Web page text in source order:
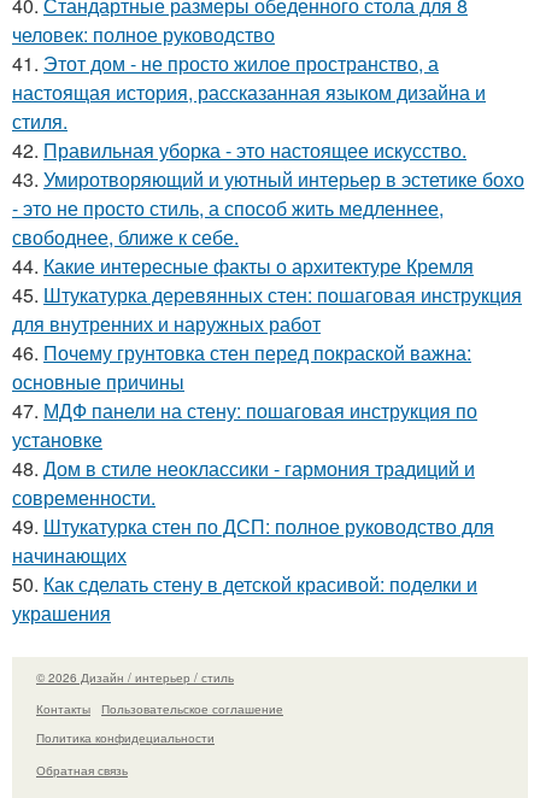
человек: полное руководство
41. Этот дом - не просто жилое пространство, а
настоящая история, рассказанная языком дизайна и
стиля.
42. Правильная уборка - это настоящее искусство.
43. Умиротворяющий и уютный интерьер в эстетике бохо
- это не просто стиль, а способ жить медленнее,
свободнее, ближе к себе.
44. Какие интересные факты о архитектуре Кремля
45. Штукатурка деревянных стен: пошаговая инструкция
для внутренних и наружных работ
46. Почему грунтовка стен перед покраской важна:
основные причины
47. МДФ панели на стену: пошаговая инструкция по
установке
48. Дом в стиле неоклассики - гармония традиций и
современности.
49. Штукатурка стен по ДСП: полное руководство для
начинающих
50. Как сделать стену в детской красивой: поделки и
украшения
© 2026 Дизайн / интерьер / стиль
Контакты
Пользовательское соглашение
Политика конфидециальности
Обратная связь